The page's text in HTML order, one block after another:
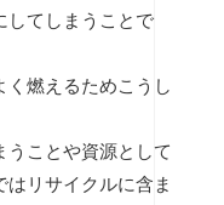
してしまうことで
く燃えるためこうし
うことや資源として
リサイクルに含ま